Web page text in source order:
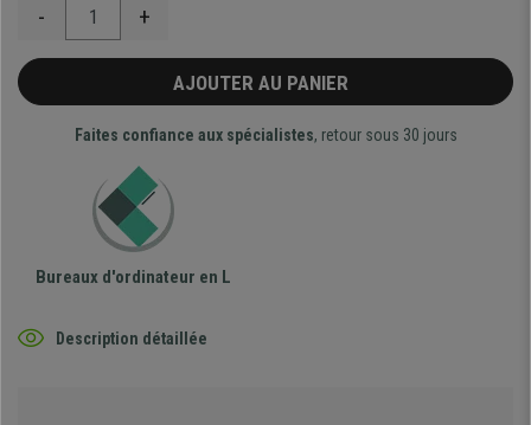
- +
AJOUTER AU PANIER
Faites confiance aux spécialistes, retour sous 30 jours
Bureaux d'ordinateur en L
Description détaillée